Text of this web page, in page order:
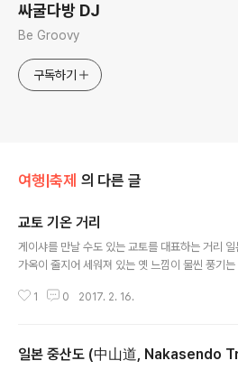
싸굴다방 DJ
Be Groovy
구독하기
여행|축제 의 다른 글
교토 기온 거리
게이샤를 만날 수도 있는 교토를 대표하는 거리 일
가옥이 줄지어 세워져 있는 옛 느낌이 물씬 풍기는
도 유명하여 걷다가 마이코(게이샤 연습생)와 게이
있는 를 추천한다. 주소 : 교토시 히가시야마구 기온
1 0 2017. 2. 16.
일본 중산도 (中山道, Nakasendo